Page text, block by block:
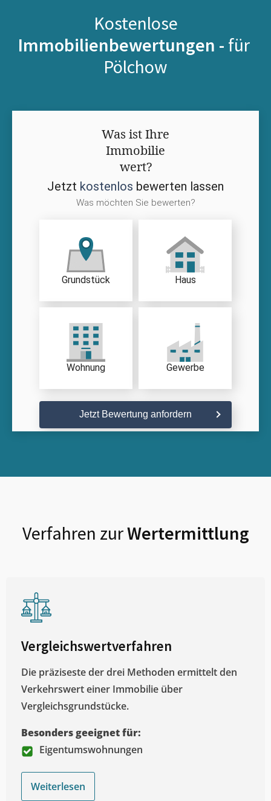
Kostenlose
Immobilienbewertungen - für
Pölchow
Was ist Ihre
Immobilie
wert?
Jetzt kostenlos bewerten lassen
Was möchten Sie bewerten?
Grundstück Haus
Wohnung Gewerbe
Jetzt Bewertung anfordern
Verfahren zurWertermittlung
Vergleichswertverfahren
Die präziseste der drei Methoden ermittelt den
Verkehrswert einer Immobilie über
Vergleichsgrundstücke.
Besonders geeignet für:
Eigentumswohnungen
Weiterlesen